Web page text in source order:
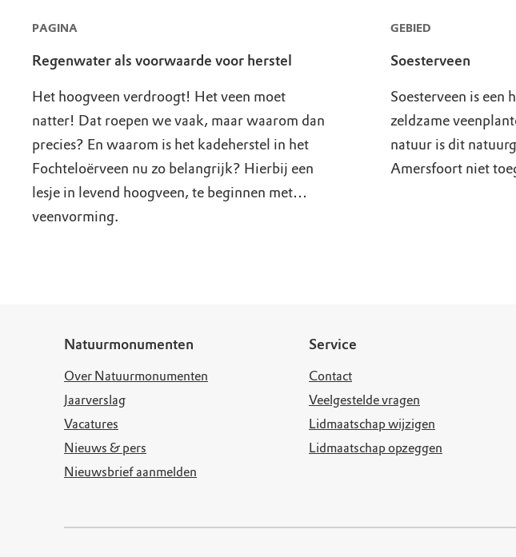
PAGINA
Regenwater als voorwaarde voor herstel
Het hoogveen verdroogt! Het veen moet
natter! Dat roepen we vaak, maar waarom dan
precies? En waarom is het kadeherstel in het
Fochteloërveen nu zo belangrijk? Hierbij een
lesje in levend hoogveen, te beginnen met…
veenvorming.
GEBIED
Soesterveen
Soesterveen is een
zeldzame
natuur is dit
Amersfoort niet
Natuurmonumenten
Over Natuurmonumenten
Jaarverslag
Vacatures
Nieuws & pers
Nieuwsbrief aanmelden
Service
Contact
Veelgestelde vragen
Lidmaatschap wijzigen
Lidmaatschap opzeggen